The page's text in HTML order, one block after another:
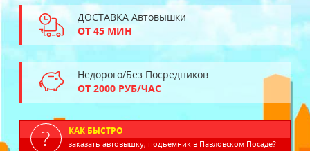
ДОСТАВКА Автовышки
ОТ 45 МИН
Недорого/Без Посредников
ОТ 2000 РУБ/ЧАС
КАК БЫСТРО
заказать автовышку, подъемник в Павловском Посаде?